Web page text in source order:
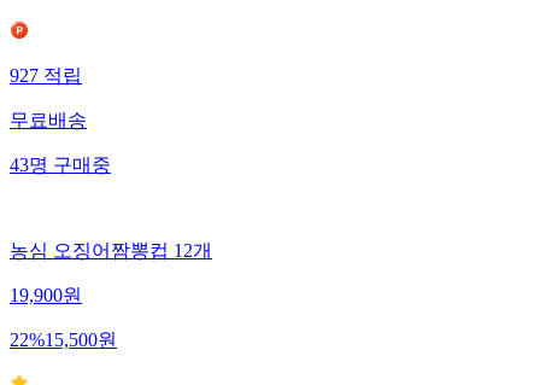
927 적립
무료배송
43명 구매중
농심 오징어짬뽕컵 12개
19,900원
22%15,500원